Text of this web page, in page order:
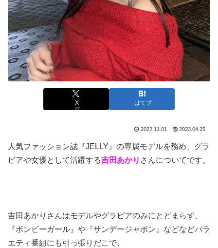
X はてブ
2022.11.01 2023.04.25
人気ファッション誌『JELLY』の専属モデルを務め、グラ
ビアや女優として活躍する吉田あかり さんについてです。
吉田あかりさんはモデルやグラビアのみにとどまらず、
『ボンビーガール』や『サンデージャポン』などなどバラ
エティ番組にも引っ張りだこで、